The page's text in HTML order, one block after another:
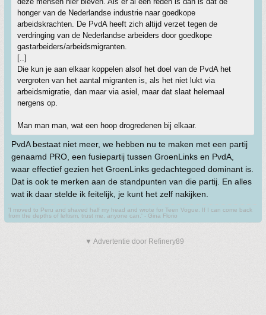
honger van de Nederlandse industrie naar goedkope
arbeidskrachten. De PvdA heeft zich altijd verzet tegen de
verdringing van de Nederlandse arbeiders door goedkope
gastarbeiders/arbeidsmigranten.
[..]
Die kun je aan elkaar koppelen alsof het doel van de PvdA het
vergroten van het aantal migranten is, als het niet lukt via
arbeidsmigratie, dan maar via asiel, maar dat slaat helemaal
nergens op.
Man man man, wat een hoop drogredenen bij elkaar.
PvdA bestaat niet meer, we hebben nu te maken met een partij
genaamd PRO, een fusiepartij tussen GroenLinks en PvdA,
waar effectief gezien het GroenLinks gedachtegoed dominant is.
Dat is ook te merken aan de standpunten van die partij. En alles
wat ik daar stelde ik feitelijk, je kunt het zelf nakijken.
'I moved to Peru and shaved half my head and wrote for Teen Vogue. If I can come back
from the depths of leftism, trust me, anyone can.' - Gina Florio
▼ Advertentie door Refinery89